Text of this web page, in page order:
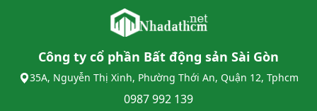
Công ty cổ phần Bất động sản Sài Gòn
35A, Nguyễn Thị Xinh, Phường Thới An, Quận 12, Tphcm
0987 992 139